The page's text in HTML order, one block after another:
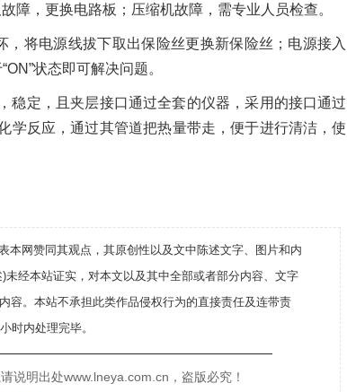
障，更换电路板；压缩机故障，需专业人员检查。
将电源线拔下取出保险丝更换新保险丝；电源接入
状态即可解决问题。
稳定，且夹层接口通过全套的仪器，采用的接口通过
学反应，通过其管道把热量带走，便于进行清洁，使
本网赞同其观点，其原创性以及文中陈述文字、图片和内
经本站证实，对本文以及其中全部或者部分内容、文字
容。本站不承担此类作品侵权行为的直接责任及连带责
时内处理完毕。
说明出处www.lneya.com.cn，盗版必究！